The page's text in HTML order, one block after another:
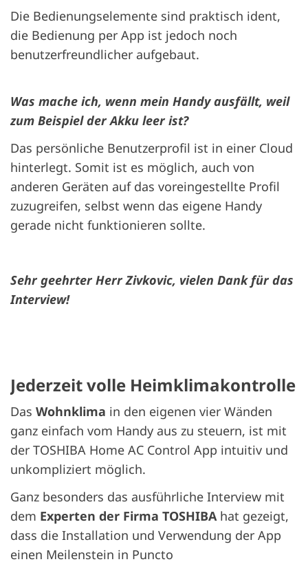
Die Bedienungselemente sind praktisch ident,
die Bedienung per App ist jedoch noch
benutzerfreundlicher aufgebaut.
Was mache ich, wenn mein Handy ausfällt, weil
zum Beispiel der Akku leer ist?
Das persönliche Benutzerprofil ist in einer Cloud
hinterlegt. Somit ist es möglich, auch von
anderen Geräten auf das voreingestellte Profil
zuzugreifen, selbst wenn das eigene Handy
gerade nicht funktionieren sollte.
Sehr geehrter Herr Zivkovic, vielen Dank für das
Interview!
Jederzeit volle Heimklimakontrolle
Das Wohnklima in den eigenen vier Wänden
ganz einfach vom Handy aus zu steuern, ist mit
der TOSHIBA Home AC Control App intuitiv und
unkompliziert möglich.
Ganz besonders das ausführliche Interview mit
dem Experten der Firma TOSHIBA hat gezeigt,
dass die Installation und Verwendung der App
einen Meilenstein in Puncto